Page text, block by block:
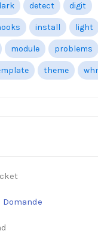
detect digit
install light
module problems
theme